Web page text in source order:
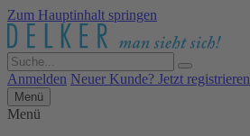
Zum Hauptinhalt springen
Anmelden Neuer Kunde? Jetzt registrieren
Menü
Menü